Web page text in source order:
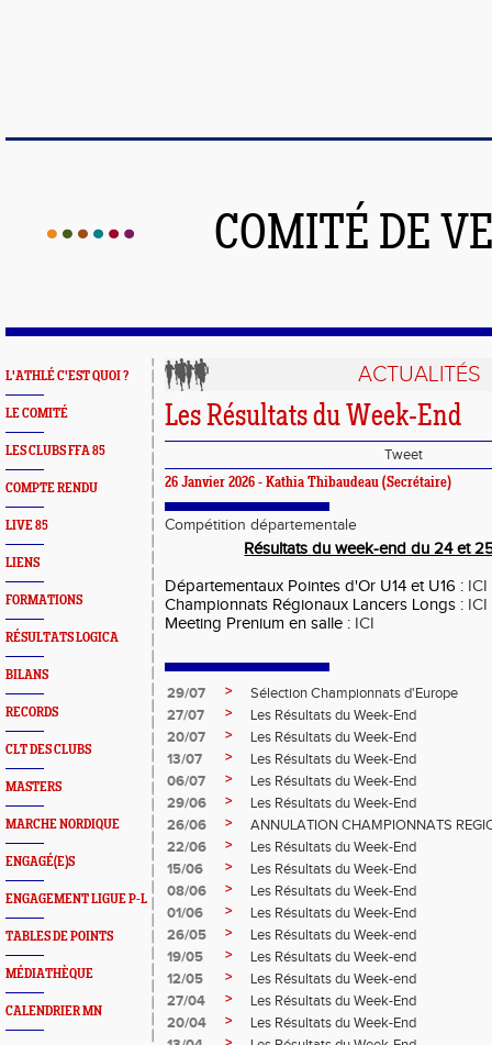
COMITÉ DE
L'ATHLÉ C'EST QUOI ?
LE COMITÉ
LES CLUBS FFA 85
COMPTE RENDU
LIVE 85
LIENS
FORMATIONS
RÉSULTATS LOGICA
BILANS
RECORDS
CLT DES CLUBS
MASTERS
MARCHE NORDIQUE
ENGAGÉ(E)S
ENGAGEMENT LIGUE P-L
TABLES DE POINTS
MÉDIATHÈQUE
CALENDRIER MN
ACTUALITÉS
Les Résultats du Week-End
Tweet
26 Janvier 2026 - Kathia Thibaudeau (Secrétaire)
Compétition départementale
Résultats du week-end du 24 et
Départementaux Pointes d'Or U14 et U16 : ICI
Championnats Régionaux Lancers Longs : ICI
Meeting Prenium en salle : ICI
29/07 >
Sélection Championnats d'Europe
27/07
>
Les Résultats du Week-End
20/07
>
Les Résultats du Week-End
13/07
>
Les Résultats du Week-End
06/07
>
Les Résultats du Week-End
29/06
>
Les Résultats du Week-End
26/06
>
ANNULATION CHAMPIONNATS
22/06
>
Les Résultats du Week-End
15/06
>
Les Résultats du Week-End
08/06
>
Les Résultats du Week-End
01/06
>
Les Résultats du Week-End
26/05
>
Les Résultats du Week-end
19/05
>
Les Résultats du Week-end
12/05
>
Les Résultats du Week-end
27/04
>
Les Résultats du Week-End
20/04
>
Les Résultats du Week-End